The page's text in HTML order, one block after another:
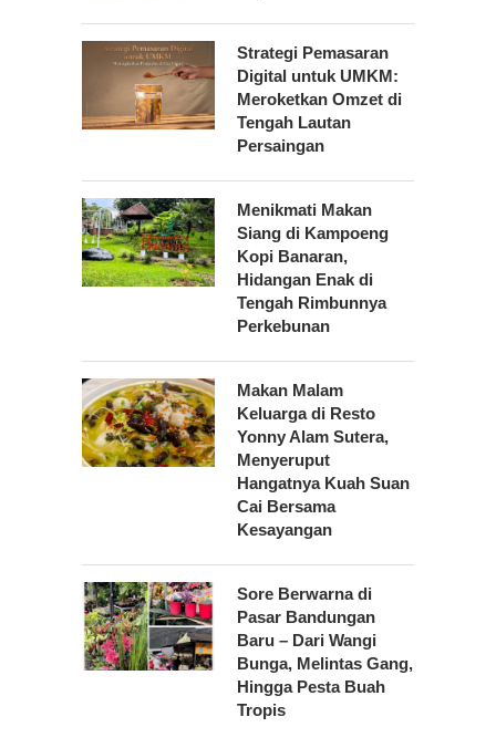
Strategi Pemasaran
Digital untuk UMKM:
Meroketkan Omzet di
Tengah Lautan
Persaingan
Menikmati Makan
Siang di Kampoeng
Kopi Banaran,
Hidangan Enak di
Tengah Rimbunnya
Perkebunan
Makan Malam
Keluarga di Resto
Yonny Alam Sutera,
Menyeruput
Hangatnya Kuah Suan
Cai Bersama
Kesayangan
Sore Berwarna di
Pasar Bandungan
Baru – Dari Wangi
Bunga, Melintas Gang,
Hingga Pesta Buah
Tropis